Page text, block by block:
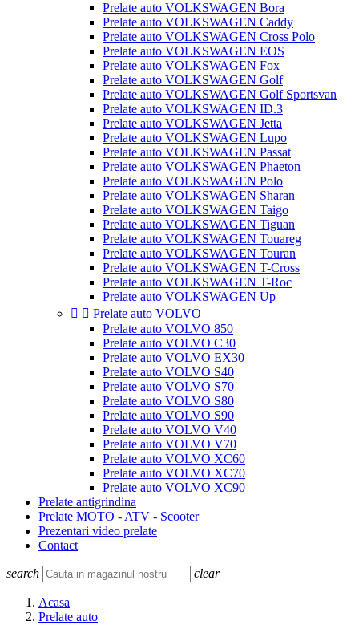
Prelate auto VOLKSWAGEN Bora
Prelate auto VOLKSWAGEN Caddy
Prelate auto VOLKSWAGEN Cross Polo
Prelate auto VOLKSWAGEN EOS
Prelate auto VOLKSWAGEN Fox
Prelate auto VOLKSWAGEN Golf
Prelate auto VOLKSWAGEN Golf Sportsvan
Prelate auto VOLKSWAGEN ID.3
Prelate auto VOLKSWAGEN Jetta
Prelate auto VOLKSWAGEN Lupo
Prelate auto VOLKSWAGEN Passat
Prelate auto VOLKSWAGEN Phaeton
Prelate auto VOLKSWAGEN Polo
Prelate auto VOLKSWAGEN Sharan
Prelate auto VOLKSWAGEN Taigo
Prelate auto VOLKSWAGEN Tiguan
Prelate auto VOLKSWAGEN Touareg
Prelate auto VOLKSWAGEN Touran
Prelate auto VOLKSWAGEN T-Cross
Prelate auto VOLKSWAGEN T-Roc
Prelate auto VOLKSWAGEN Up
  Prelate auto VOLVO
Prelate auto VOLVO 850
Prelate auto VOLVO C30
Prelate auto VOLVO EX30
Prelate auto VOLVO S40
Prelate auto VOLVO S70
Prelate auto VOLVO S80
Prelate auto VOLVO S90
Prelate auto VOLVO V40
Prelate auto VOLVO V70
Prelate auto VOLVO XC60
Prelate auto VOLVO XC70
Prelate auto VOLVO XC90
Prelate antigrindina
Prelate MOTO - ATV - Scooter
Prezentari video prelate
Contact
search clear
Acasa
Prelate auto